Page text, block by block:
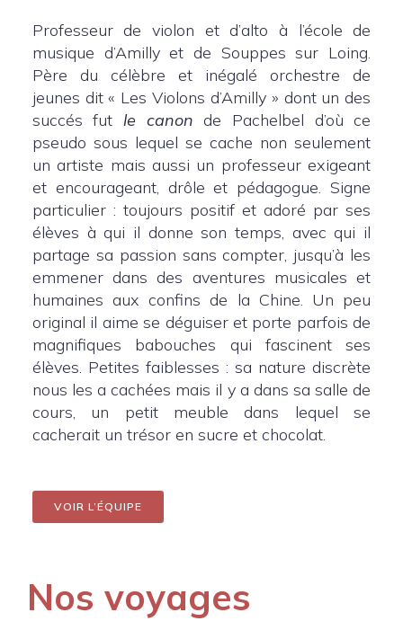
Professeur de violon et d’alto à l’école de
musique d’Amilly et de Souppes sur Loing.
Père du célèbre et inégalé orchestre de
jeunes dit « Les Violons d’Amilly » dont un des
succés fut le canon de Pachelbel d’où ce
pseudo sous lequel se cache non seulement
un artiste mais aussi un professeur exigeant
et encourageant, drôle et pédagogue. Signe
particulier : toujours positif et adoré par ses
élèves à qui il donne son temps, avec qui il
partage sa passion sans compter, jusqu’à les
emmener dans des aventures musicales et
humaines aux confins de la Chine. Un peu
original il aime se déguiser et porte parfois de
magnifiques babouches qui fascinent ses
élèves. Petites faiblesses : sa nature discrète
nous les a cachées mais il y a dans sa salle de
cours, un petit meuble dans lequel se
cacherait un trésor en sucre et chocolat.
VOIR L’ÉQUIPE
Nos voyages